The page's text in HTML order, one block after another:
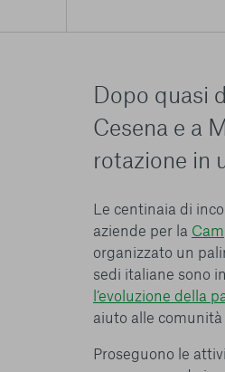
sulla
Dopo quasi
Cesena e a
rotazione in
Le centinaia di
aziende per la
organizzato un
sedi italiane sono
l’evoluzione della
aiuto alle
Proseguono le